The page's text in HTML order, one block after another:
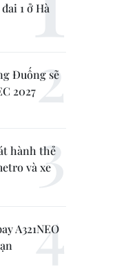
1 ở Hà
Đuống sẽ
2027
hành thẻ
và xe
A321NEO